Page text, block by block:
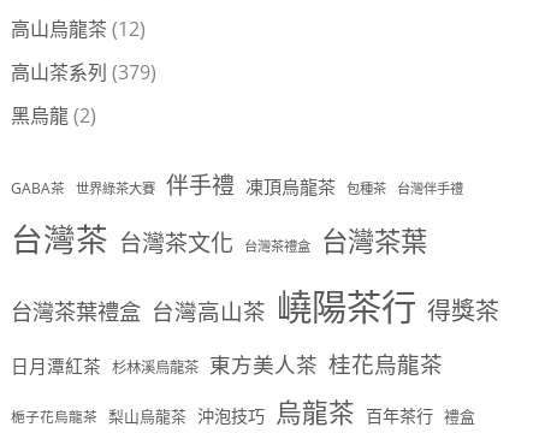
高山烏龍茶 (12)
高山茶系列 (379)
黑烏龍(2)
GABA茶 世界綠茶大賽 伴手禮 凍頂烏龍茶 包種茶 台灣伴手禮
台灣茶 台灣茶文化 台灣茶禮盒 台灣茶葉
台灣茶葉禮盒 台灣高山茶 嶢陽茶行 得獎茶
日月潭紅茶 杉林溪烏龍茶 東方美人茶 桂花烏龍茶
梔子花烏龍茶 梨山烏龍茶 沖泡技巧 烏龍茶 百年茶行 禮盒